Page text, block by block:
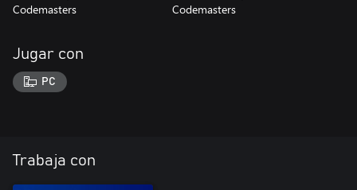
Codemasters Codemasters
Jugar con
PC
Trabaja con